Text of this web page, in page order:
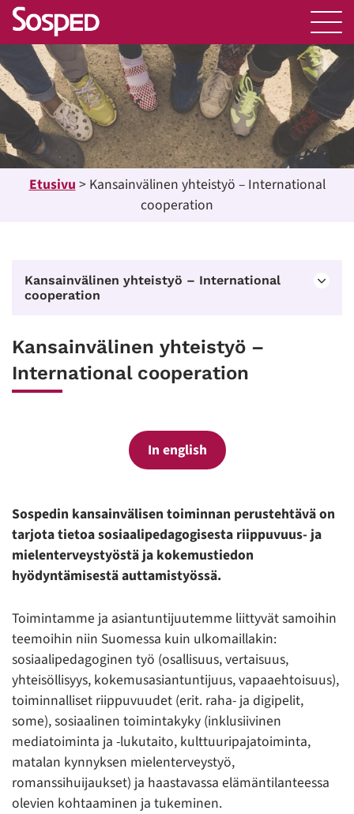
Etusivu > Kansainvälinen yhteistyö – International
cooperation
Kansainvälinen yhteistyö – International
cooperation
Kansainvälinen yhteistyö –
International cooperation
In english
Sospedin kansainvälisen toiminnan perustehtävä on
tarjota tietoa sosiaalipedagogisesta riippuvuus- ja
mielenterveystyöstä ja kokemustiedon
hyödyntämisestä auttamistyössä.
Toimintamme ja asiantuntijuutemme liittyvät samoihin
teemoihin niin Suomessa kuin ulkomaillakin:
sosiaalipedagoginen työ (osallisuus, vertaisuus,
yhteisöllisyys, kokemusasiantuntijuus, vapaaehtoisuus),
toiminnalliset riippuvuudet (erit. raha- ja digipelit,
some), sosiaalinen toimintakyky (inklusiivinen
mediatoiminta ja -lukutaito, kulttuuripajatoiminta,
matalan kynnyksen mielenterveystyö,
romanssihuijaukset) ja haastavassa elämäntilanteessa
olevien kohtaaminen ja tukeminen.